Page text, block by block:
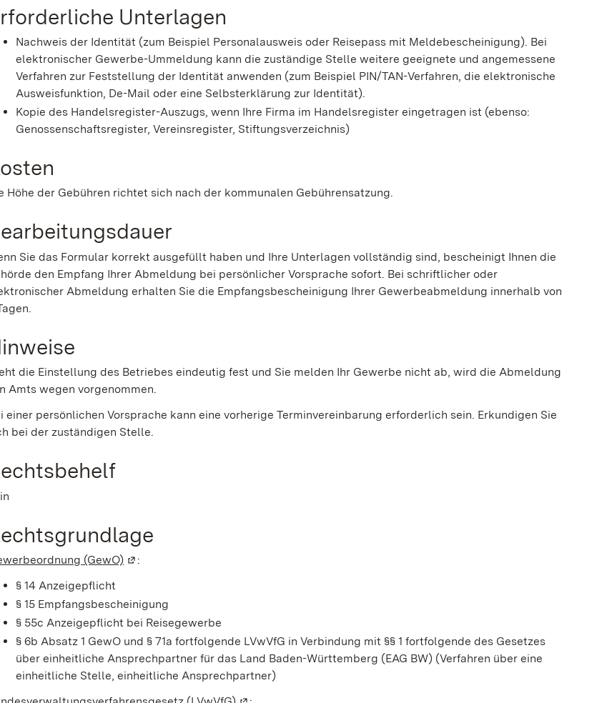
Unterlagen
Nachweis der Identität (zum Beispiel Personalausweis oder Reisepass mit Meldebescheinigung). Bei
elektronischer Gewerbe-Ummeldung kann die zuständige Stelle weitere geeignete und angemessene
Verfahren zur Feststellung der Identität anwenden (zum Beispiel PIN/TAN-Verfahren, die elektronische
Ausweisfunktion, De-Mail oder eine Selbsterklärung zur Identität).
Kopie des Handelsregister-Auszugs, wenn Ihre Firma im Handelsregister eingetragen ist (ebenso:
Genossenschaftsregister, Vereinsregister, Stiftungsverzeichnis)
Höhe der Gebühren richtet sich nach der kommunalen Gebührensatzung.
Sie das Formular korrekt ausgefüllt haben und Ihre Unterlagen vollständig sind, bescheinigt Ihnen die
den Empfang Ihrer Abmeldung bei persönlicher Vorsprache sofort. Bei schriftlicher oder
Abmeldung erhalten Sie die Empfangsbescheinigung Ihrer Gewerbeabmeldung innerhalb von
die Einstellung des Betriebes eindeutig fest und Sie melden Ihr Gewerbe nicht ab, wird die Abmeldung
Amts wegen vorgenommen.
einer persönlichen Vorsprache kann eine vorherige Terminvereinbarung erforderlich sein. Erkundigen Sie
bei der zuständigen Stelle.
(GewO) (Wird in einem neuen Fenster geöffnet)
:
§ 14 Anzeigepflicht
§ 15 Empfangsbescheinigung
§ 55c Anzeigepflicht bei Reisegewerbe
§ 6b Absatz 1 GewO und § 71a fortfolgende LVwVfG in Verbindung mit §§ 1 fortfolgende des Gesetzes
über einheitliche Ansprechpartner für das Land Baden-Württemberg (EAG BW) (Verfahren über eine
einheitliche Stelle, einheitliche Ansprechpartner)